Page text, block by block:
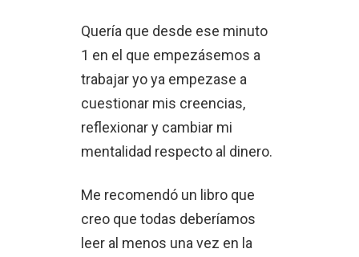
Quería que desde ese minuto
1 en el que empezásemos a
trabajar yo ya empezase a
cuestionar mis creencias,
reflexionar y cambiar mi
mentalidad respecto al dinero.
Me recomendó un libro que
creo que todas deberíamos
leer al menos una vez en la